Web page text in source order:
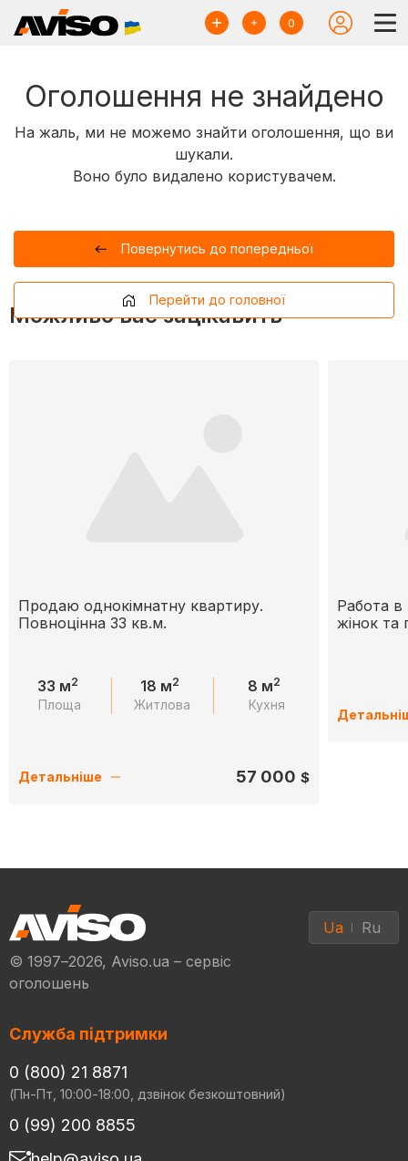
0
Оголошення не знайдено
На жаль, ми не можемо знайти оголошення, що ви
шукали.
Воно було видалено користувачем.
Повернутись до попередньої
Перейти до головної
Можливо вас зацікавить
Продаю однокімнатну квартиру.
Повноцінна 33 кв.м.
33 м2
Площа
18 м2
Житлова
8 м2
Кухня
Детальніше 57 000 $
Работа в
жінок та
© 1997–2026, Aviso.ua – сервіс
оголошень
Ua Ru
Служба підтримки
0 (800) 21 8871
(Пн-Пт, 10:00-18:00, дзвінок безкоштовний)
0 (99) 200 8855